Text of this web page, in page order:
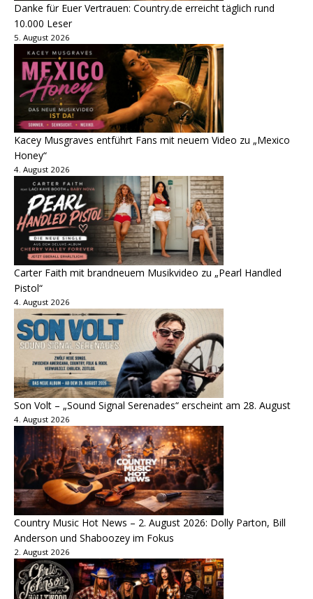
Danke für Euer Vertrauen: Country.de erreicht täglich rund
10.000 Leser
5. August 2026
Kacey Musgraves entführt Fans mit neuem Video zu „Mexico
Honey“
4. August 2026
Carter Faith mit brandneuem Musikvideo zu „Pearl Handled
Pistol“
4. August 2026
Son Volt – „Sound Signal Serenades“ erscheint am 28. August
4. August 2026
Country Music Hot News – 2. August 2026: Dolly Parton, Bill
Anderson und Shaboozey im Fokus
2. August 2026